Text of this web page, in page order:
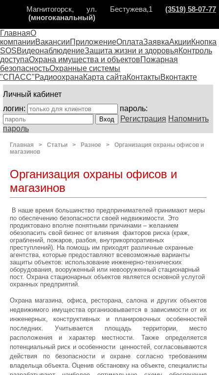
Магнитогорск, ул. Бестужева,1
(3519) 58-07-77
(многоканальный)
ГлавнаяО
компанииВакансииПриложениеОплатаЗаявкаАкцииКнопка
SOSВидеонаблюдениеЗащита жизни и здоровьяКонтроль
доступаОхрана имущества и объектовПожарная
безопасностьОхранные системы
"СПАСС"РадиоохранаКарта сайтаКонтактыВконтакте
Личный кабинет
логин:
пароль:
Регистрация Напомнить
пароль
Главная > Статьи > Разное >
Организация охраны офисов и
магазинов
Организация охраны офисов и
магазинов
В наше время большинство предпринимателей принимают меры
по обеспечению безопасности своей недвижимости. Это
продиктовано вполне понятными причинами – желанием
обезопасить свой бизнес от влияния факторов риска (краж,
ограблений, пожаров, разбоя, внутрикорпоративных
преступлений). На помощь им приходят различные охранные
агентства, которые предоставляют всевозможные варианты
защиты объектов: использование инженерно-технических
оборудования, вооруженный или невооруженный стационарный
пост. Охрана стационарных объектов является основной услугой
охранных предприятий.
Охрана магазина, офиса, ресторана, салона и других объектов
недвижимого имущества организовывается в зависимости от их
инженерных, конструктивных и планировочных особенностей
последних. Учитывается площадь территории, место
расположения и характер местности. Также определяется
потенциальный риск и особенности ценностей, согласовываются
действия по безопасности и охране согласно требованиям
владельца объекта. Оценив обстановку на объекте, специалисты